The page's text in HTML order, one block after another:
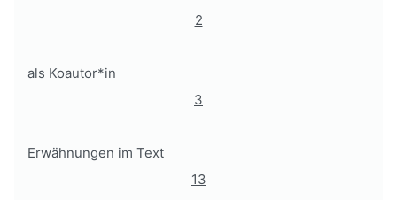
2
als Koautor*in
3
Erwähnungen im Text
13